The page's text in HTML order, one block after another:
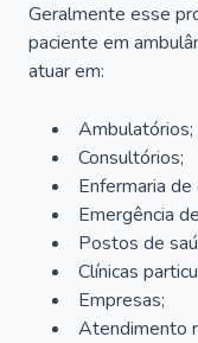
Geralmente esse
paciente em
atuar em:
Ambulatórios;
Consultórios;
Enfermaria
Emergência
Postos de
Clínicas
Empresas;
Atendimento